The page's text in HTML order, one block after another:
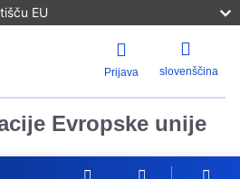
EU
Prijava slovenščina
Evropske unije